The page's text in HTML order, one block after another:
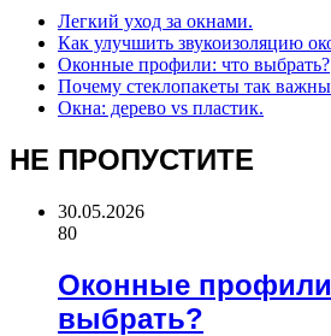
Легкий уход за окнами.
Как улучшить звукоизоляцию
Оконные профили: что выбрать?
Почему стеклопакеты так
Окна: дерево vs пластик.
НЕ ПРОПУСТИТЕ
30.05.2026
80
Оконные
выбрать?